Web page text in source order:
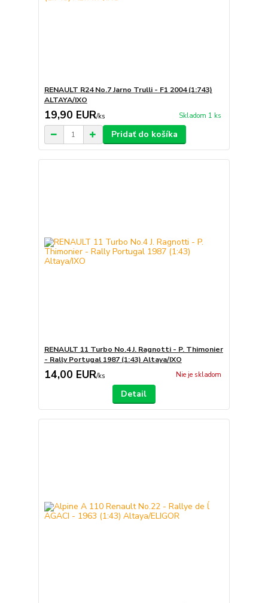
RENAULT R24 No.7 Jarno Trulli - F1 2004 (1:743)
ALTAYA/IXO
19,90 EUR/ks Skladom 1 ks
Pridať do košíka
RENAULT 11 Turbo No.4 J. Ragnotti - P. Thimonier
- Rally Portugal 1987 (1:43) Altaya/IXO
14,00 EUR/ks Nie je skladom
Detail